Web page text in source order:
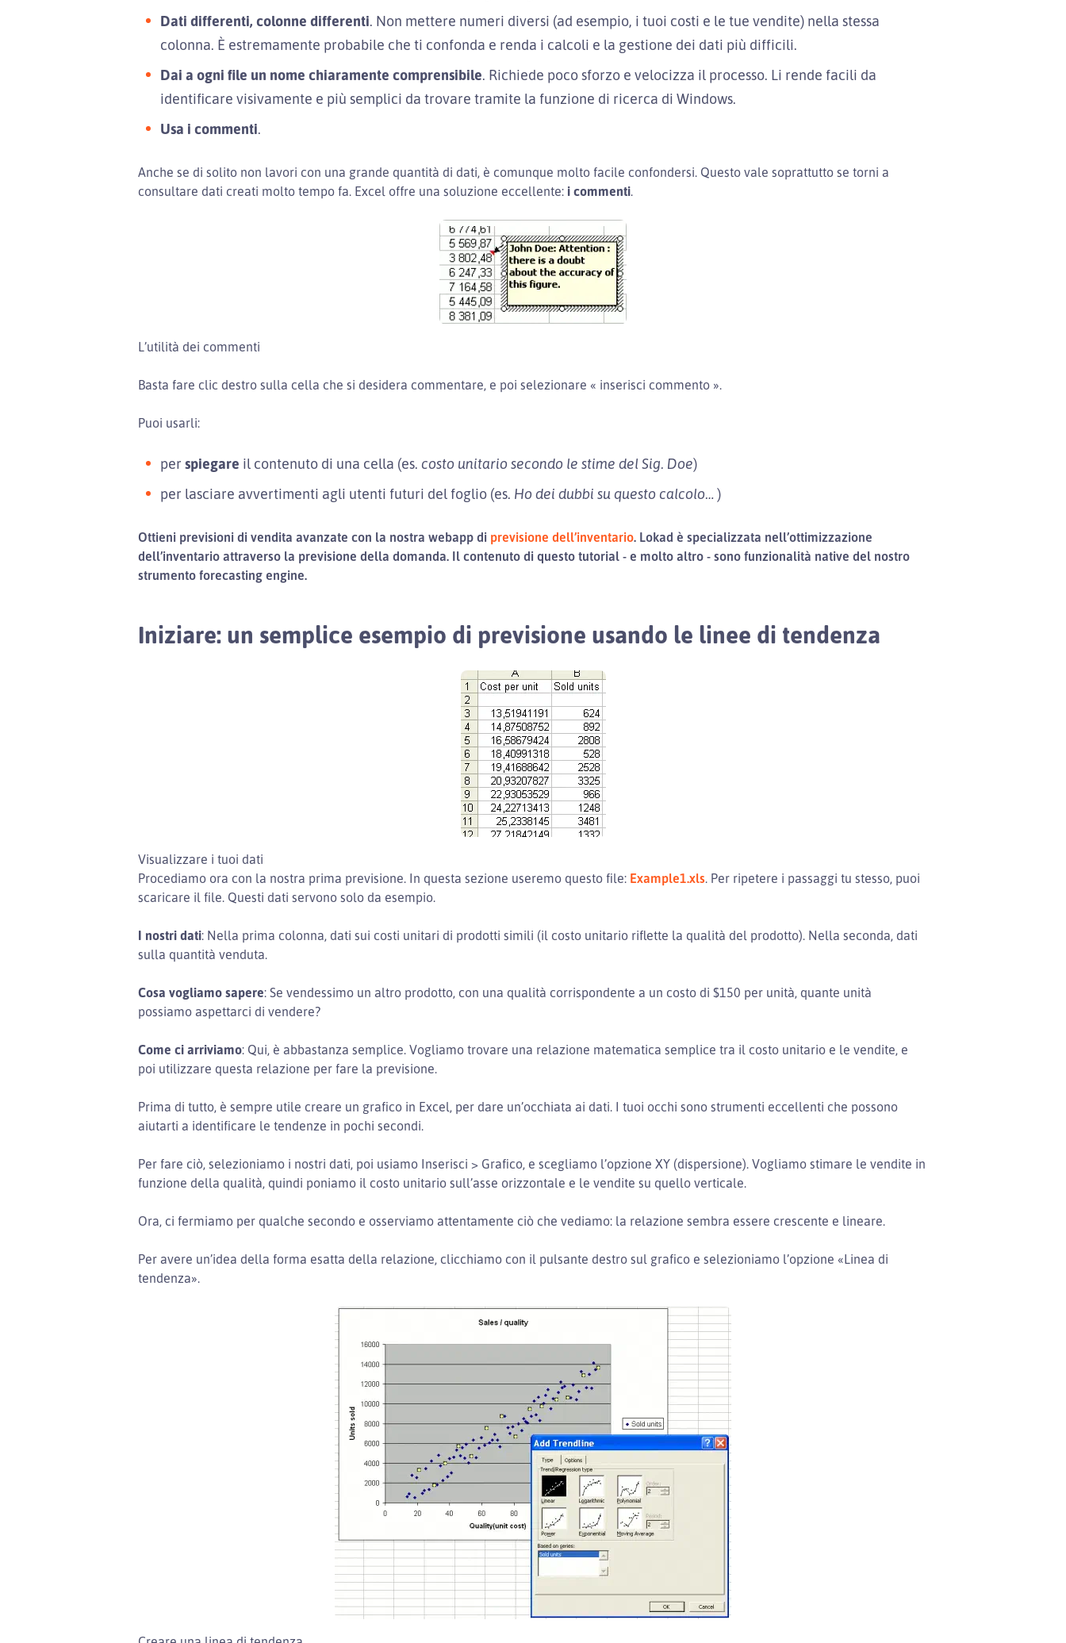
Dati differenti, colonne differenti. Non mettere numeri diversi (ad esempio, i tuoi costi e le tue vendite) nella stessa
colonna. È estremamente probabile che ti confonda e renda i calcoli e la gestione dei dati più difficili.
Dai a ogni file un nome chiaramente comprensibile. Richiede poco sforzo e velocizza il processo. Li rende facili da
identificare visivamente e più semplici da trovare tramite la funzione di ricerca di Windows.
Usa i commenti.
Anche se di solito non lavori con una grande quantità di dati, è comunque molto facile confondersi. Questo vale soprattutto se torni a
consultare dati creati molto tempo fa. Excel offre una soluzione eccellente: i commenti.
L’utilità dei commenti
Basta fare clic destro sulla cella che si desidera commentare, e poi selezionare « inserisci commento ».
Puoi usarli:
per spiegare il contenuto di una cella (es. costo unitario secondo le stime del Sig. Doe)
per lasciare avvertimenti agli utenti futuri del foglio (es. Ho dei dubbi su questo calcolo…)
Ottieni previsioni di vendita avanzate con la nostra webapp di previsione dell’inventario. Lokad è specializzata nell’ottimizzazione
dell’inventario attraverso la previsione della domanda. Il contenuto di questo tutorial - e molto altro - sono funzionalità native del nostro
strumento forecasting engine.
Iniziare: un semplice esempio di previsione usando le linee di tendenza
Visualizzare i tuoi dati
Procediamo ora con la nostra prima previsione. In questa sezione useremo questo file: Example1.xls. Per ripetere i passaggi tu stesso, puoi
scaricare il file. Questi dati servono solo da esempio.
I nostri dati: Nella prima colonna, dati sui costi unitari di prodotti simili (il costo unitario riflette la qualità del prodotto). Nella seconda, dati
sulla quantità venduta.
Cosa vogliamo sapere: Se vendessimo un altro prodotto, con una qualità corrispondente a un costo di $150 per unità, quante unità
possiamo aspettarci di vendere?
Come ci arriviamo: Qui, è abbastanza semplice. Vogliamo trovare una relazione matematica semplice tra il costo unitario e le vendite, e
poi utilizzare questa relazione per fare la previsione.
Prima di tutto, è sempre utile creare un grafico in Excel, per dare un’occhiata ai dati. I tuoi occhi sono strumenti eccellenti che possono
aiutarti a identificare le tendenze in pochi secondi.
Per fare ciò, selezioniamo i nostri dati, poi usiamo Inserisci > Grafico, e scegliamo l’opzione XY (dispersione). Vogliamo stimare le vendite in
funzione della qualità, quindi poniamo il costo unitario sull’asse orizzontale e le vendite su quello verticale.
Ora, ci fermiamo per qualche secondo e osserviamo attentamente ciò che vediamo: la relazione sembra essere crescente e lineare.
Per avere un’idea della forma esatta della relazione, clicchiamo con il pulsante destro sul grafico e selezioniamo l’opzione «Linea di
tendenza».